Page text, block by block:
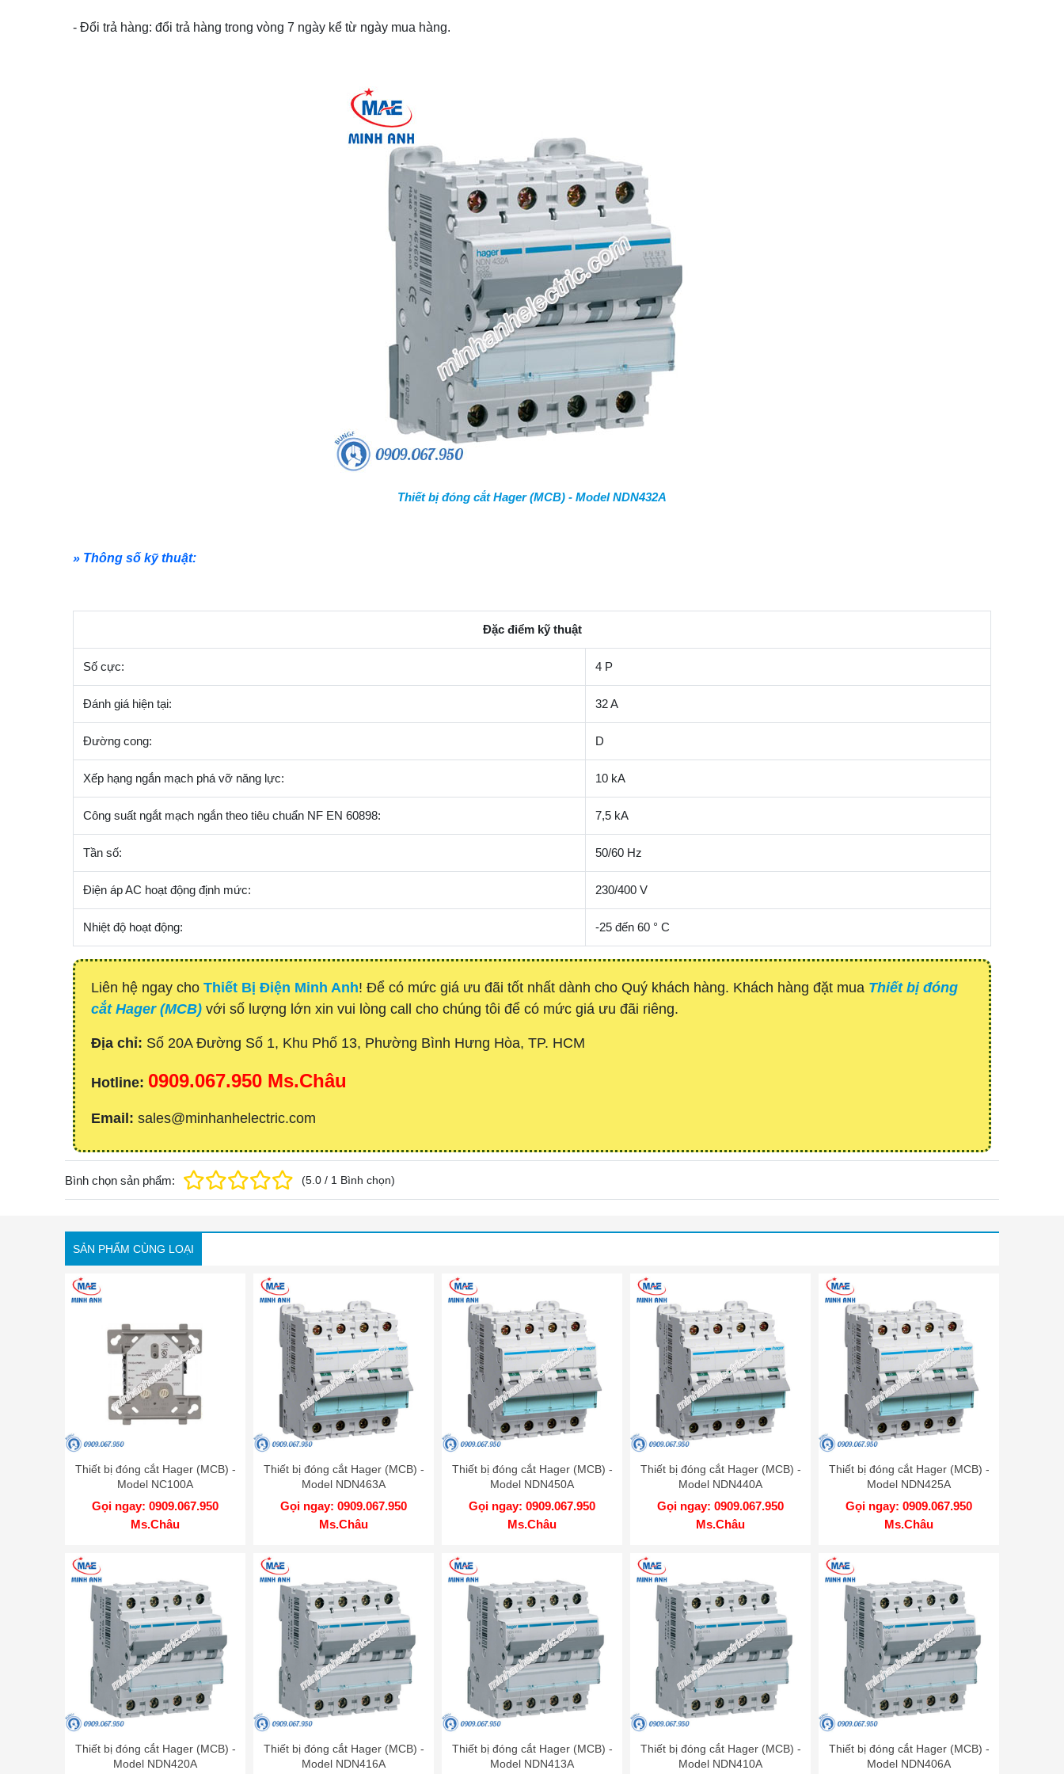
- Đổi trả hàng: đổi trả hàng trong vòng 7 ngày kể từ ngày mua hàng.
Thiết bị đóng cắt Hager (MCB) - Model NDN432A
» Thông số kỹ thuật:
Đặc điểm kỹ thuật
Số cực: 4 P
Đánh giá hiện tại: 32 A
Đường cong: D
Xếp hạng ngắn mạch phá vỡ năng lực: 10 kA
Công suất ngắt mạch ngắn theo tiêu chuẩn NF EN 60898: 7,5 kA
Tần số: 50/60 Hz
Điện áp AC hoạt động định mức: 230/400 V
Nhiệt độ hoạt động: -25 đến 60 ° C
Liên hệ ngay cho Thiết Bị Điện Minh Anh! Để có mức giá ưu đãi tốt nhất dành cho Quý khách hàng. Khách hàng đặt mua Thiết bị đóng
cắt Hager (MCB) với số lượng lớn xin vui lòng call cho chúng tôi để có mức giá ưu đãi riêng.
Địa chỉ: Số 20A Đường Số 1, Khu Phố 13, Phường Bình Hưng Hòa, TP. HCM
Hotline: 0909.067.950 Ms.Châu
Email: sales@minhanhelectric.com
Bình chọn sản phẩm: (5.0 / 1 Bình chọn)
SẢN PHẨM CÙNG LOẠI
Thiết bị đóng cắt Hager (MCB) -
Model NC100A
Gọi ngay: 0909.067.950
Ms.Châu
Thiết bị đóng cắt Hager (MCB) -
Model NDN463A
Gọi ngay: 0909.067.950
Ms.Châu
Thiết bị đóng cắt Hager (MCB) -
Model NDN450A
Gọi ngay: 0909.067.950
Ms.Châu
Thiết bị đóng cắt Hager (MCB) -
Model NDN440A
Gọi ngay: 0909.067.950
Ms.Châu
Thiết bị đóng cắt Hager (MCB) -
Model NDN425A
Gọi ngay: 0909.067.950
Ms.Châu
Thiết bị đóng cắt Hager (MCB) -
Model NDN420A
Thiết bị đóng cắt Hager (MCB) -
Model NDN416A
Thiết bị đóng cắt Hager (MCB) -
Model NDN413A
Thiết bị đóng cắt Hager (MCB) -
Model NDN410A
Thiết bị đóng cắt Hager (MCB) -
Model NDN406A